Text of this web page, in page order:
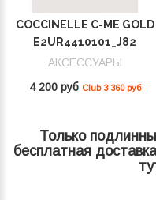
COCCINELLE C-ME GOLD
E2UR4410101_J82
АКСЕССУАРЫ
4 200 руб Club 3 360 руб
Только
бесплатная